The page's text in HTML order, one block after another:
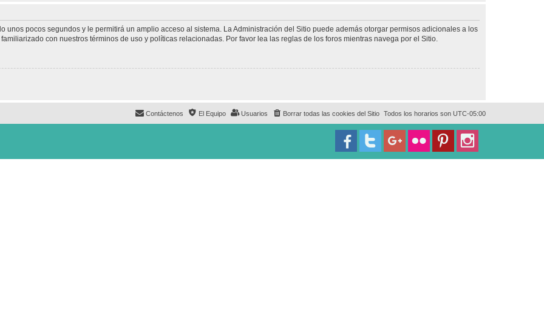
unos pocos segundos y le permitirá un amplio acceso al sistema. La Administración del Sitio puede además otorgar permisos adicionales a los
con nuestros términos de uso y políticas relacionadas. Por favor lea las reglas de los foros mientras navega por el Sitio.
Todos los horarios son UTC-05:00
Borrar todas las cookies del Sitio
Usuarios
El Equipo
Contáctenos